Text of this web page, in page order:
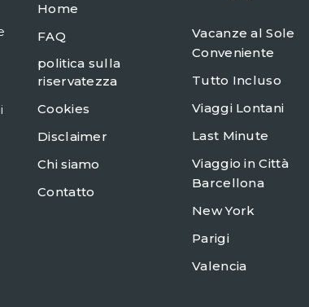
Home
FAQ
politica sulla
riservatezza
Cookies
Disclaimer
Chi siamo
Contatto
Vacanze al Sole
Conveniente
Tutto Incluso
Viaggi Lontani
Last Minute
Viaggio in Città
Barcellona
New York
Parigi
Valencia